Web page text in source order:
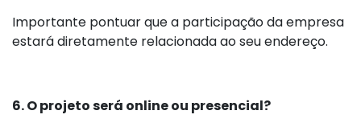
Importante pontuar que a participação da empresa
estará diretamente relacionada ao seu endereço.
6. O projeto será online ou presencial?